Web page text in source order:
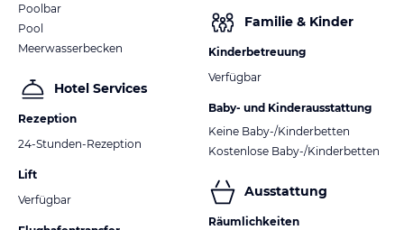
Poolbar
Pool
Meerwasserbecken
Hotel Services
Rezeption
24-Stunden-Rezeption
Lift
Verfügbar
Familie & Kinder
Kinderbetreuung
Verfügbar
Baby- und Kinderausstattung
Keine Baby-/Kinderbetten
Kostenlose Baby-/Kinderbetten
Ausstattung
Räumlichkeiten